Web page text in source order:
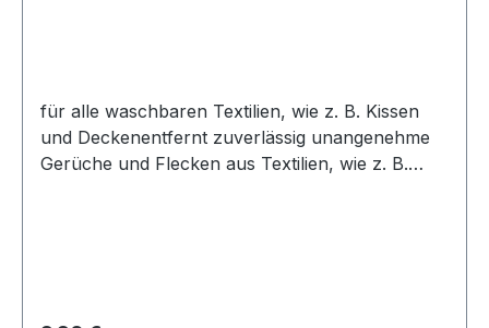
für alle waschbaren Textilien, wie z. B. Kissen
und Deckenentfernt zuverlässig unangenehme
Gerüche und Flecken aus Textilien, wie z. B.
esters, sodium salts, ALCOHOL,